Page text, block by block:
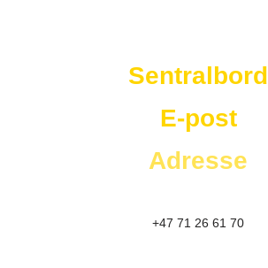
Sentralbord
E-post
Adresse
+47 71 26 61 70